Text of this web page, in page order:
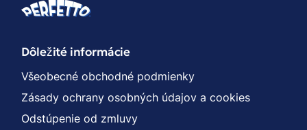
Dôležité informácie
Všeobecné obchodné podmienky
Zásady ochrany osobných údajov a cookies
Odstúpenie od zmluvy